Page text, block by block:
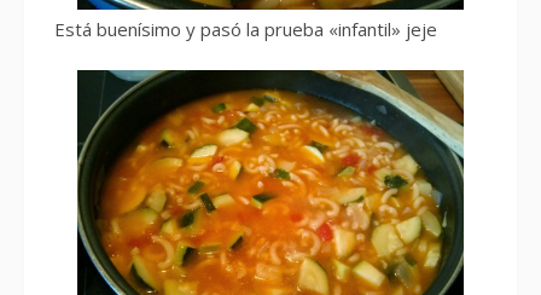
Está buenísimo y pasó la prueba «infantil» jeje